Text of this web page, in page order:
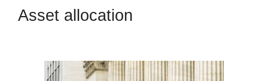
Asset allocation